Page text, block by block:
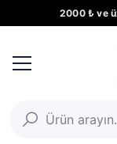
2000 ₺ ve